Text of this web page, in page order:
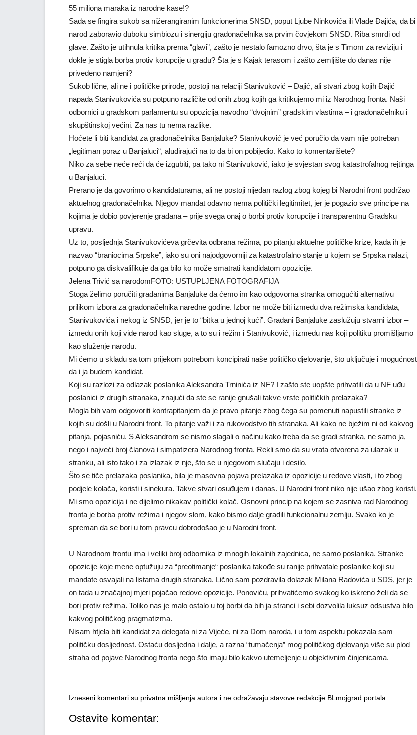
55 miliona maraka iz narodne kase!?
Sada se fingira sukob sa nižerangiranim funkcionerima SNSD, poput Ljube Ninkovića ili Vlade Đajića, da bi
narod zaboravio duboku simbiozu i sinergiju gradonačelnika sa prvim čovjekom SNSD. Riba smrdi od
glave. Zašto je utihnula kritika prema “glavi”, zašto je nestalo famozno drvo, šta je s Timom za reviziju i
dokle je stigla borba protiv korupcije u gradu? Šta je s Kajak terasom i zašto zemljište do danas nije
privedeno namjeni?
Sukob lične, ali ne i političke prirode, postoji na relaciji Stanivuković – Đajić, ali stvari zbog kojih Đajić
napada Stanivukovića su potpuno različite od onih zbog kojih ga kritikujemo mi iz Narodnog fronta. Naši
odbornici u gradskom parlamentu su opozicija navodno “dvojnim” gradskim vlastima – i gradonačelniku i
skupštinskoj većini. Za nas tu nema razlike.
Hoćete li biti kandidat za gradonačelnika Banjaluke? Stanivuković je već poručio da vam nije potreban
„legitiman poraz u Banjaluci“, aludirajući na to da bi on pobijedio. Kako to komentarišete?
Niko za sebe neće reći da će izgubiti, pa tako ni Stanivuković, iako je svjestan svog katastrofalnog rejtinga
u Banjaluci.
Prerano je da govorimo o kandidaturama, ali ne postoji nijedan razlog zbog kojeg bi Narodni front podržao
aktuelnog gradonačelnika. Njegov mandat odavno nema politički legitimitet, jer je pogazio sve principe na
kojima je dobio povjerenje građana – prije svega onaj o borbi protiv korupcije i transparentnu Gradsku
upravu.
Uz to, posljednja Stanivukovićeva grčevita odbrana režima, po pitanju aktuelne političke krize, kada ih je
nazvao “braniocima Srpske”, iako su oni najodgovorniji za katastrofalno stanje u kojem se Srpska nalazi,
potpuno ga diskvalifikuje da ga bilo ko može smatrati kandidatom opozicije.
Jelena Trivić sa narodomFOTO: USTUPLJENA FOTOGRAFIJA
Stoga želimo poručiti građanima Banjaluke da ćemo im kao odgovorna stranka omogućiti alternativu
prilikom izbora za gradonačelnika naredne godine. Izbor ne može biti između dva režimska kandidata,
Stanivukovića i nekog iz SNSD, jer je to “bitka u jednoj kući”. Građani Banjaluke zaslužuju stvarni izbor –
između onih koji vide narod kao sluge, a to su i režim i Stanivuković, i između nas koji politiku promišljamo
kao služenje narodu.
Mi ćemo u skladu sa tom prijekom potrebom koncipirati naše političko djelovanje, što uključuje i mogućnost
da i ja budem kandidat.
Koji su razlozi za odlazak poslanika Aleksandra Trninića iz NF? I zašto ste uopšte prihvatili da u NF uđu
poslanici iz drugih stranaka, znajući da ste se ranije gnušali takve vrste političkih prelazaka?
Mogla bih vam odgovoriti kontrapitanjem da je pravo pitanje zbog čega su pomenuti napustili stranke iz
kojih su došli u Narodni front. To pitanje važi i za rukovodstvo tih stranaka. Ali kako ne bježim ni od kakvog
pitanja, pojasniću. S Aleksandrom se nismo slagali o načinu kako treba da se gradi stranka, ne samo ja,
nego i najveći broj članova i simpatizera Narodnog fronta. Rekli smo da su vrata otvorena za ulazak u
stranku, ali isto tako i za izlazak iz nje, što se u njegovom slučaju i desilo.
Što se tiče prelazaka poslanika, bila je masovna pojava prelazaka iz opozicije u redove vlasti, i to zbog
podjele kolača, koristi i sinekura. Takve stvari osuđujem i danas. U Narodni front niko nije ušao zbog koristi.
Mi smo opozicija i ne dijelimo nikakav politički kolač. Osnovni princip na kojem se zasniva rad Narodnog
fronta je borba protiv režima i njegov slom, kako bismo dalje gradili funkcionalnu zemlju. Svako ko je
spreman da se bori u tom pravcu dobrodošao je u Narodni front.
U Narodnom frontu ima i veliki broj odbornika iz mnogih lokalnih zajednica, ne samo poslanika. Stranke
opozicije koje mene optužuju za “preotimanje“ poslanika takođe su ranije prihvatale poslanike koji su
mandate osvajali na listama drugih stranaka. Lično sam pozdravila dolazak Milana Radovića u SDS, jer je
on tada u značajnoj mjeri pojačao redove opozicije. Ponoviću, prihvatićemo svakog ko iskreno želi da se
bori protiv režima. Toliko nas je malo ostalo u toj borbi da bih ja stranci i sebi dozvolila luksuz odsustva bilo
kakvog političkog pragmatizma.
Nisam htjela biti kandidat za delegata ni za Vijeće, ni za Dom naroda, i u tom aspektu pokazala sam
političku dosljednost. Ostaću dosljedna i dalje, a razna “tumačenja” mog političkog djelovanja više su plod
straha od pojave Narodnog fronta nego što imaju bilo kakvo utemeljenje u objektivnim činjenicama.
Izneseni komentari su privatna mišljenja autora i ne odražavaju stavove redakcije BLmojgrad portala.
Ostavite komentar: